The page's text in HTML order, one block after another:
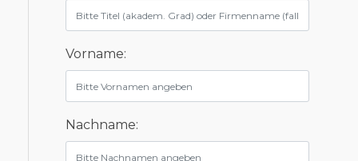
Vorname:
Nachname: